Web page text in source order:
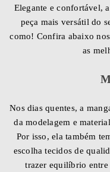
Elegante e confortável,
peça mais versátil do
como! Confira abaixo
as
Nos dias quentes, a
da modelagem e
Por isso, ela também
escolha tecidos de
trazer equilíbrio